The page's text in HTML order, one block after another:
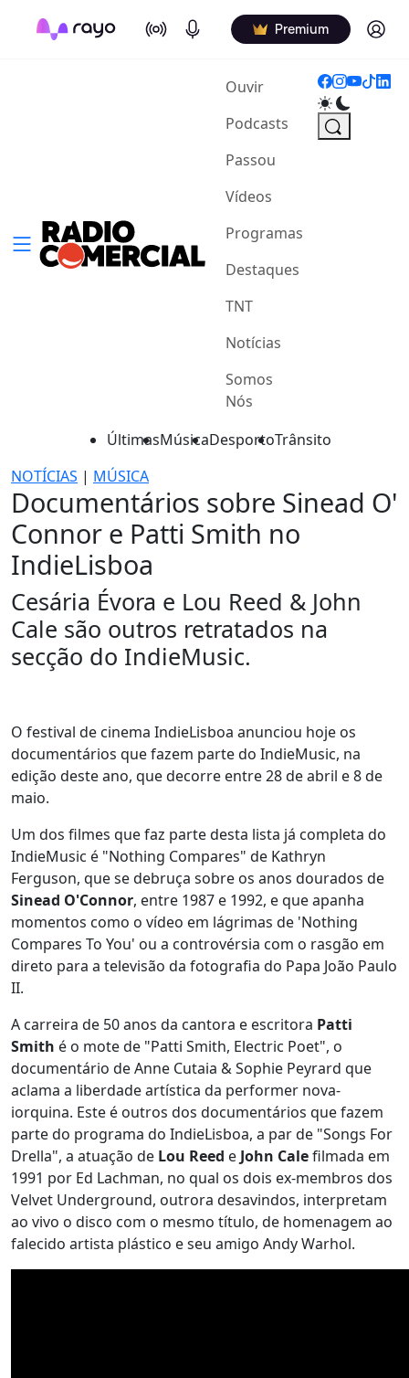
On Air Podcasts Premium Log in
Ouvir(current)
Podcasts
Passou
Vídeos
Programas
Destaques
TNT
Notícias
Somos
Nós
ÚltimasMúsicaDesportoTrânsito
NOTÍCIAS | MÚSICA
Documentários sobre Sinead O'
Connor e Patti Smith no
IndieLisboa
Cesária Évora e Lou Reed & John
Cale são outros retratados na
secção do IndieMusic.
O festival de cinema IndieLisboa anunciou hoje os
documentários que fazem parte do IndieMusic, na
edição deste ano, que decorre entre 28 de abril e 8 de
maio.
Um dos filmes que faz parte desta lista já completa do
IndieMusic é "Nothing Compares" de Kathryn
Ferguson, que se debruça sobre os anos dourados de
Sinead O'Connor, entre 1987 e 1992, e que apanha
momentos como o vídeo em lágrimas de 'Nothing
Compares To You' ou a controvérsia com o rasgão em
direto para a televisão da fotografia do Papa João Paulo
II.
A carreira de 50 anos da cantora e escritora Patti
Smith é o mote de "Patti Smith, Electric Poet", o
documentário de Anne Cutaia & Sophie Peyrard que
aclama a liberdade artística da performer nova-
iorquina. Este é outros dos documentários que fazem
parte do programa do IndieLisboa, a par de "Songs For
Drella", a atuação de Lou Reed e John Calefilmada em
1991 por Ed Lachman, no qual os dois ex-membros dos
Velvet Underground, outrora desavindos, interpretam
ao vivo o disco com o mesmo título, de homenagem ao
falecido artista plástico e seu amigo Andy Warhol.